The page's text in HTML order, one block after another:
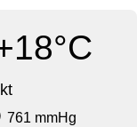
761 mmHg